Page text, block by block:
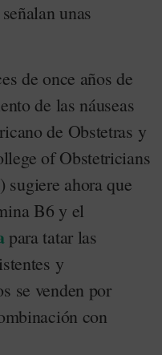
unas
de once años de
de las náuseas
de Obstetras y
of Obstetricians
ahora que
B6 y el
para tatar las
y
se venden por
con